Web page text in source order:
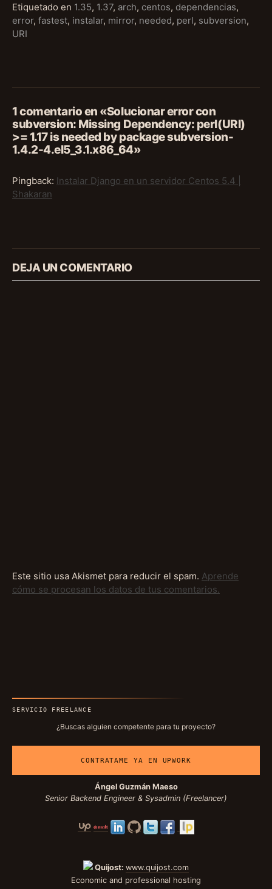
Etiquetado en 1.35, 1.37, arch, centos, dependencias,
error, fastest, instalar, mirror, needed, perl, subversion,
URI
1 comentario en «Solucionar error con
subversion: Missing Dependency: perl(URI)
>= 1.17 is needed by package subversion-
1.4.2-4.el5_3.1.x86_64»
Pingback: Instalar Django en un servidor Centos 5.4 |
Shakaran
DEJA UN COMENTARIO
Este sitio usa Akismet para reducir el spam. Aprende
cómo se procesan los datos de tus comentarios.
SERVICIO FREELANCE
¿Buscas alguien competente para tu proyecto?
CONTRATAME YA EN UPWORK
Ángel Guzmán Maeso
Senior Backend Engineer & Sysadmin (Freelancer)
Quijost: www.quijost.com
Economic and professional hosting